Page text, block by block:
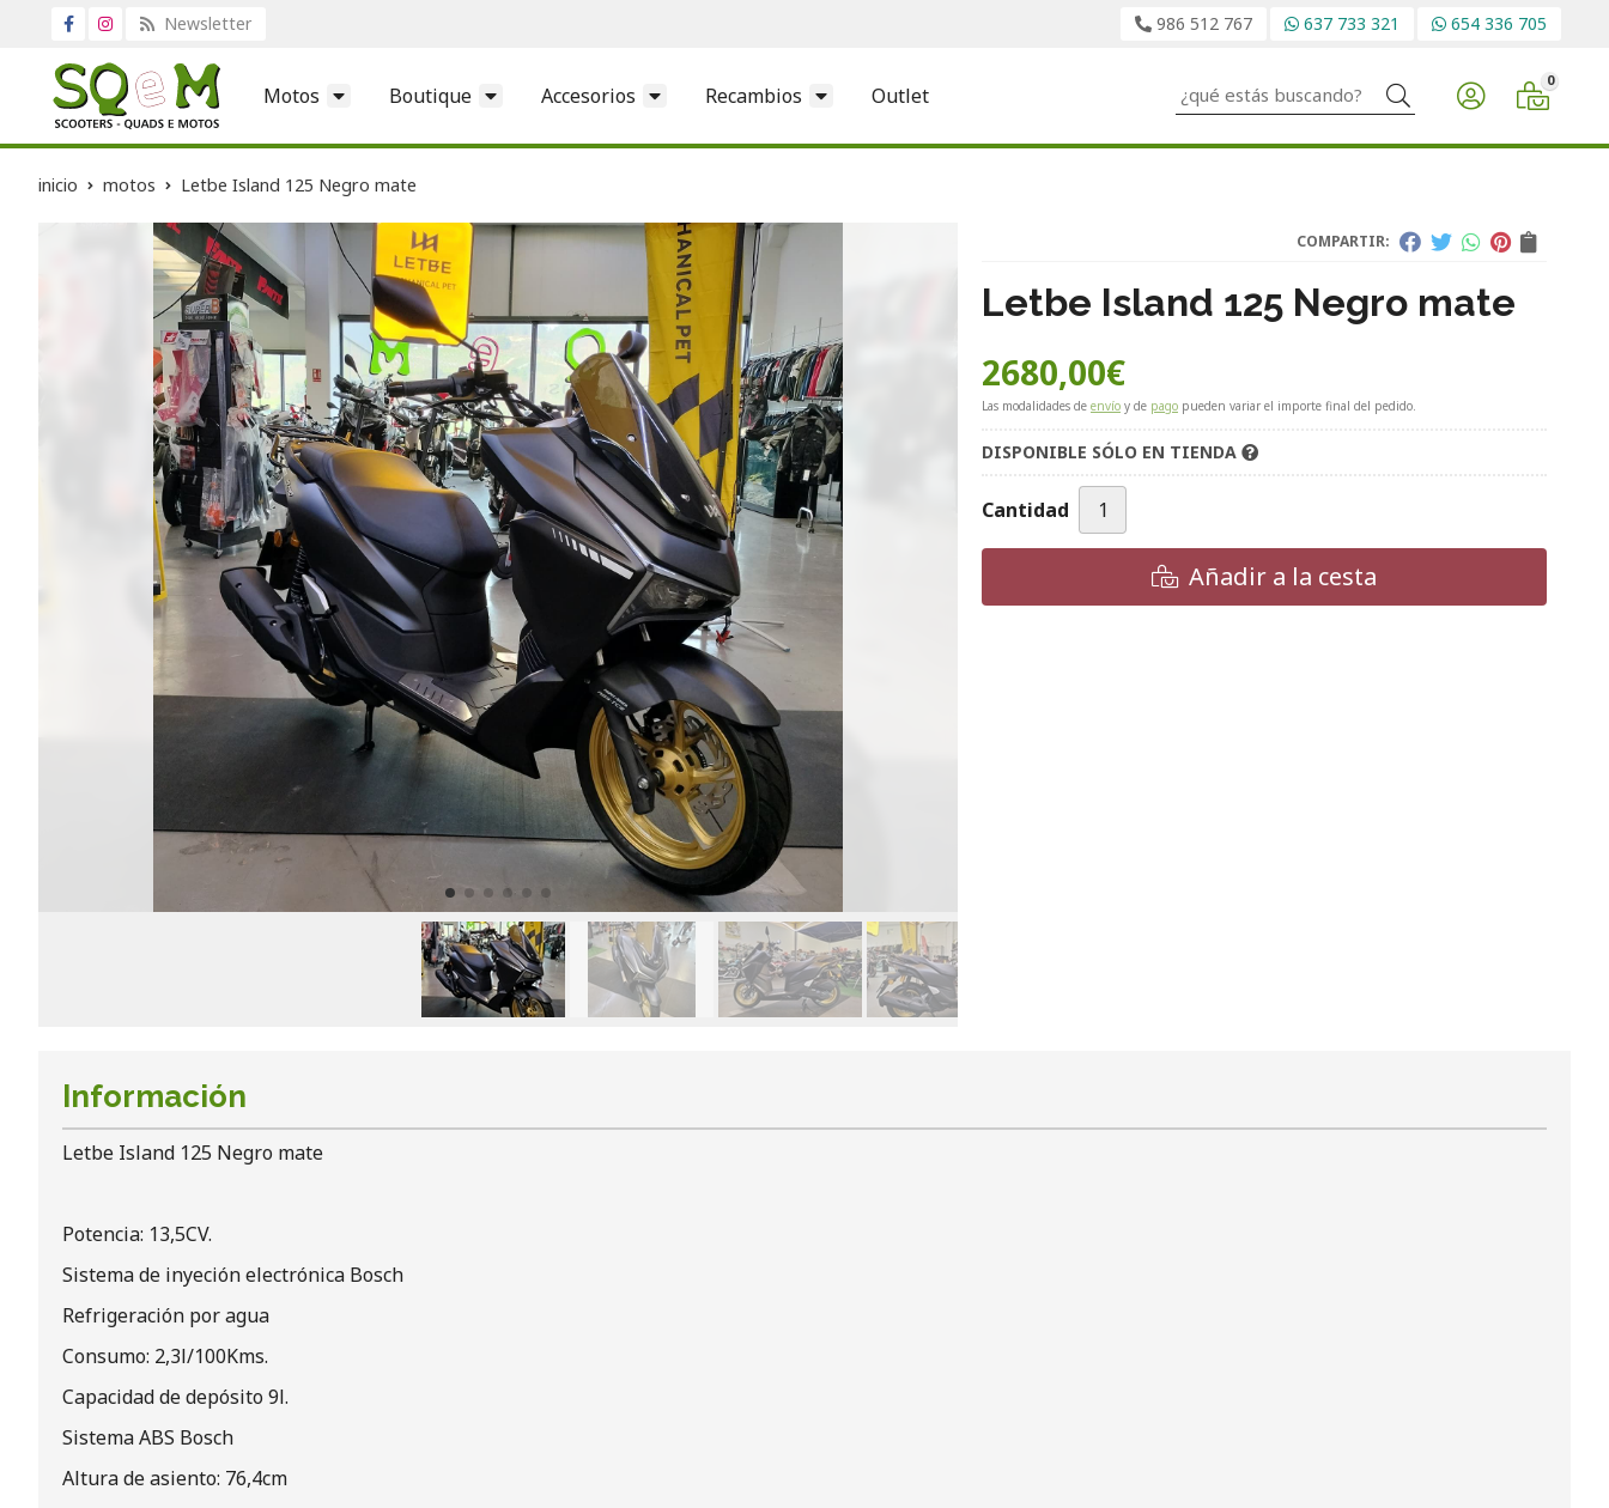
Newsletter 986 512 767 637 733 321 654 336 705
Motos Boutique Accesorios Recambios Outlet Buscar 0
inicio motos Letbe Island 125 Negro mate
COMPARTIR:
Letbe Island 125 Negro mate
2680,00€
Las modalidades de envío y de pago pueden variar el importe final del pedido.
DISPONIBLE SÓLO EN TIENDA
Cantidad
Añadir a la cesta
Información
Letbe Island 125 Negro mate
Potencia: 13,5CV.
Sistema de inyeción electrónica Bosch
Refrigeración por agua
Consumo: 2,3l/100Kms.
Capacidad de depósito 9l.
Sistema ABS Bosch
Altura de asiento: 76,4cm